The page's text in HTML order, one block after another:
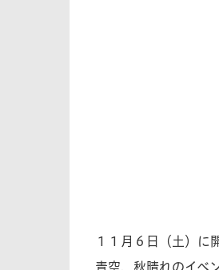
１１月６日（土）に
青空，秋晴れのイベ